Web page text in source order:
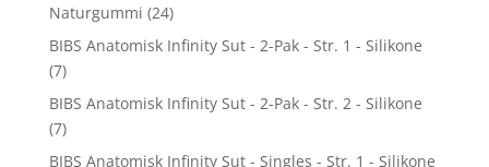
Naturgummi (24)
BIBS Anatomisk Infinity Sut - 2-Pak - Str. 1 - Silikone
(7)
BIBS Anatomisk Infinity Sut - 2-Pak - Str. 2 - Silikone
(7)
BIBS Anatomisk Infinity Sut - Singles - Str. 1 - Silikone